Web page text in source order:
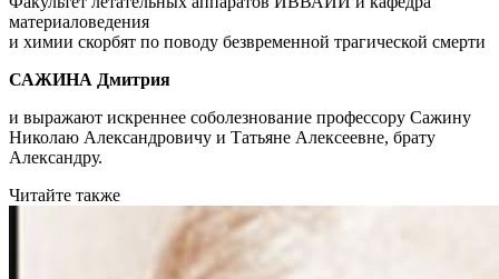
материаловедения
и химии скорбят по поводу безвременной трагической смерти
САЖИНА Дмитрия
и выражают искреннее соболезнование профессору Сажину
Николаю Александровичу и Татьяне Алексеевне, брату
Александру.
Читайте также